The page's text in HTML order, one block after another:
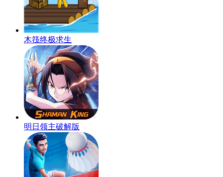
木筏终极求生
明日领主破解版